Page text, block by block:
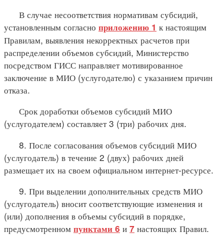
В случае несоответствия нормативам субсидий,
установленным согласно приложению 1 к настоящим
Правилам, выявления некорректных расчетов при
распределении объемов субсидий, Министерство
посредством ГИСС направляет мотивированное
заключение в МИО (услугодателю) с указанием причин
отказа.
Срок доработки объемов субсидий МИО
(услугодателем) составляет 3 (три) рабочих дня.
8. После согласования объемов субсидий МИО
(услугодатель) в течение 2 (двух) рабочих дней
размещает их на своем официальном интернет-ресурсе.
9. При выделении дополнительных средств МИО
(услугодатель) вносит соответствующие изменения и
(или) дополнения в объемы субсидий в порядке,
предусмотренном пунктами 6 и 7 настоящих Правил.